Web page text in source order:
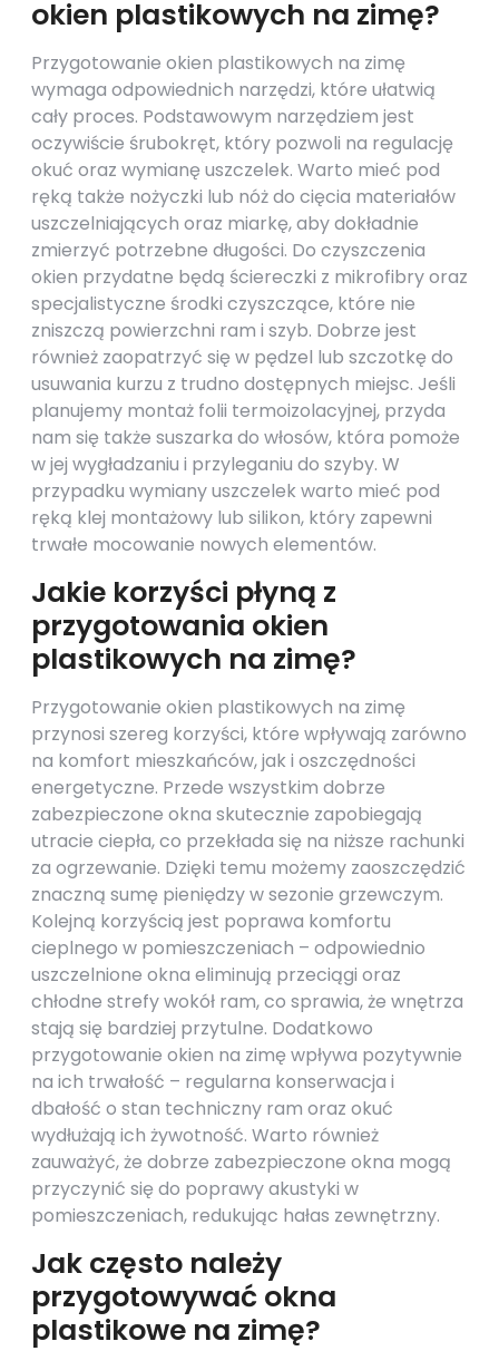
okien plastikowych na zimę?
Przygotowanie okien plastikowych na zimę
wymaga odpowiednich narzędzi, które ułatwią
cały proces. Podstawowym narzędziem jest
oczywiście śrubokręt, który pozwoli na regulację
okuć oraz wymianę uszczelek. Warto mieć pod
ręką także nożyczki lub nóż do cięcia materiałów
uszczelniających oraz miarkę, aby dokładnie
zmierzyć potrzebne długości. Do czyszczenia
okien przydatne będą ściereczki z mikrofibry oraz
specjalistyczne środki czyszczące, które nie
zniszczą powierzchni ram i szyb. Dobrze jest
również zaopatrzyć się w pędzel lub szczotkę do
usuwania kurzu z trudno dostępnych miejsc. Jeśli
planujemy montaż folii termoizolacyjnej, przyda
nam się także suszarka do włosów, która pomoże
w jej wygładzaniu i przyleganiu do szyby. W
przypadku wymiany uszczelek warto mieć pod
ręką klej montażowy lub silikon, który zapewni
trwałe mocowanie nowych elementów.
Jakie korzyści płyną z
przygotowania okien
plastikowych na zimę?
Przygotowanie okien plastikowych na zimę
przynosi szereg korzyści, które wpływają zarówno
na komfort mieszkańców, jak i oszczędności
energetyczne. Przede wszystkim dobrze
zabezpieczone okna skutecznie zapobiegają
utracie ciepła, co przekłada się na niższe rachunki
za ogrzewanie. Dzięki temu możemy zaoszczędzić
znaczną sumę pieniędzy w sezonie grzewczym.
Kolejną korzyścią jest poprawa komfortu
cieplnego w pomieszczeniach – odpowiednio
uszczelnione okna eliminują przeciągi oraz
chłodne strefy wokół ram, co sprawia, że wnętrza
stają się bardziej przytulne. Dodatkowo
przygotowanie okien na zimę wpływa pozytywnie
na ich trwałość – regularna konserwacja i
dbałość o stan techniczny ram oraz okuć
wydłużają ich żywotność. Warto również
zauważyć, że dobrze zabezpieczone okna mogą
przyczynić się do poprawy akustyki w
pomieszczeniach, redukując hałas zewnętrzny.
Jak często należy
przygotowywać okna
plastikowe na zimę?